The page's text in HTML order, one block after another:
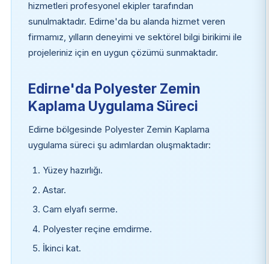
hizmetleri profesyonel ekipler tarafından
sunulmaktadır. Edirne'da bu alanda hizmet veren
firmamız, yılların deneyimi ve sektörel bilgi birikimi ile
projeleriniz için en uygun çözümü sunmaktadır.
Edirne'da Polyester Zemin
Kaplama Uygulama Süreci
Edirne bölgesinde Polyester Zemin Kaplama
uygulama süreci şu adımlardan oluşmaktadır:
Yüzey hazırlığı.
Astar.
Cam elyafı serme.
Polyester reçine emdirme.
İkinci kat.